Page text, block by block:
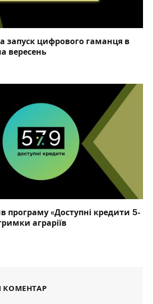
запуск цифрового гаманця в
вересень
програму «Доступні кредити 5-
аграріїв